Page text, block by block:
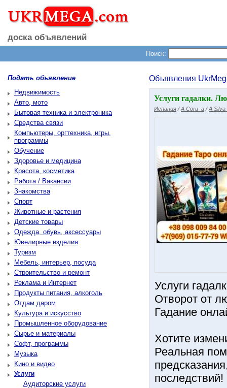
доска объявлений
Поиск:
Подать объявление
Недвижимость
Авто, мото
Бытовая техника и электроника
Средства связи
Компьютеры, оргтехника, игры,
программы
Обучение
Здоровье и медицина
Красота, косметика
Работа / Вакансии
Знакомства
Спорт
Животные и растения
Детские товары
Одежда, обувь, аксессуары
Ювелирные изделия
Туризм
Мебель, интерьер, посуда
Строительство и ремонт
Реклама и Интернет
Продукты питания, алкоголь
Отдам даром
Культура и искусство
Промышленное оборудование
Сырье и материалы
Софт, программы
Музыка
Кино и видео
Услуги
Аудиторские услуги
Объявления
Услуги гадалки.
Испания /A Coru_a /A Silva
Услуги
Отворот от
Гадание
Хотите
Реальная
последствий!